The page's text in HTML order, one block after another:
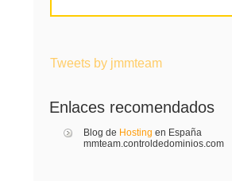
Tweets by jmmteam
Enlaces recomendados
Blog de Hosting en España
mmteam.controldedominios.com